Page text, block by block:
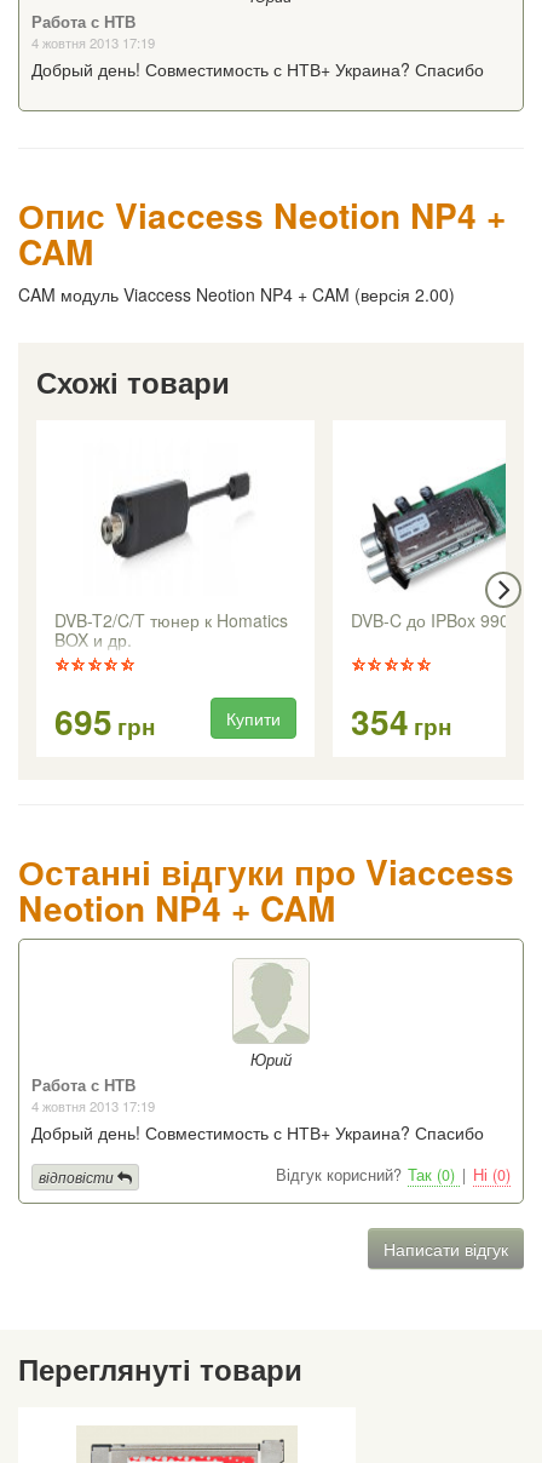
Работа с НТВ
4 жовтня 2013 17:19
Добрый день! Совместимость с НТВ+ Украина? Спасибо
Опис Viaccess Neotion NP4 +
CAM
CAM модуль Viaccess Neotion NP4 + CAM (версія 2.00)
Схожі товари
DVB-T2/C/T тюнер к Homatics
BOX и др.
695 грн Купити
DVB-C до IPBox 9900HD
354 грн
Останні відгуки про Viaccess
Neotion NP4 + CAM
Юрий
Работа с НТВ
4 жовтня 2013 17:19
Добрый день! Совместимость с НТВ+ Украина? Спасибо
Відгук корисний? Так (0) | Ні (0)
відповісти
Написати відгук
Переглянуті товари